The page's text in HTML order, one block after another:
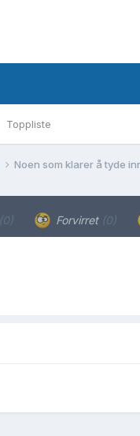
Toppliste
Noen som klarer å tyde
(0) Forvirret (0)